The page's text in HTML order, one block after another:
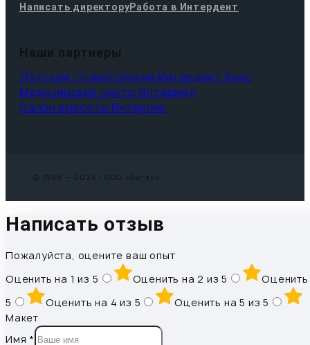
Написать директоруРабота в Интердент
Наши партнеры
Детская стоматология Интердент Кидс
Медицинский центр Интермед
Салон красоты Интерлик
© 1999 — 2026 | ООО «Багзи»
Написать отзыв
Пожалуйста, оцените ваш опыт
Оценить на 1 из 5
Оценить на 2 из 5
Оценить
5
Оценить на 4 из 5
Оценить на 5 из 5
Макет
Имя *